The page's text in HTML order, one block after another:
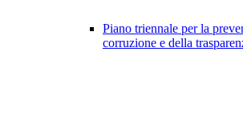
Piano triennale per la
corruzione e della